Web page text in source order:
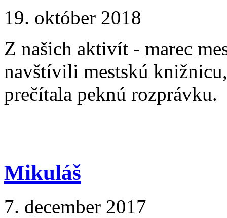
19. október 2018
Z našich aktivít - marec
navštívili mestskú
prečítala peknú rozprávku.
Mikuláš
7. december 2017